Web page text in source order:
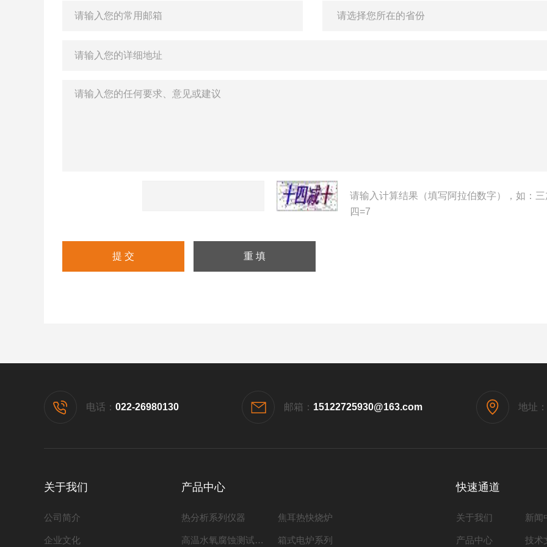
请输入计算结果（填写阿拉伯数字），如：
四=7
电话： 022-26980130 邮箱： 15122725930@163.com 地址：
关于我们
公司简介
企业文化
产品中心
热分析系列仪器 焦耳热快烧炉
高温水氧腐蚀测试系列 箱式电炉系列
快速通道
关于我们 新闻
产品中心 技术